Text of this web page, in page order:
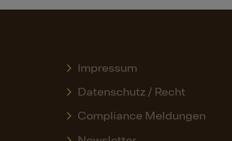
Impressum
Datenschutz / Recht
Compliance Meldungen